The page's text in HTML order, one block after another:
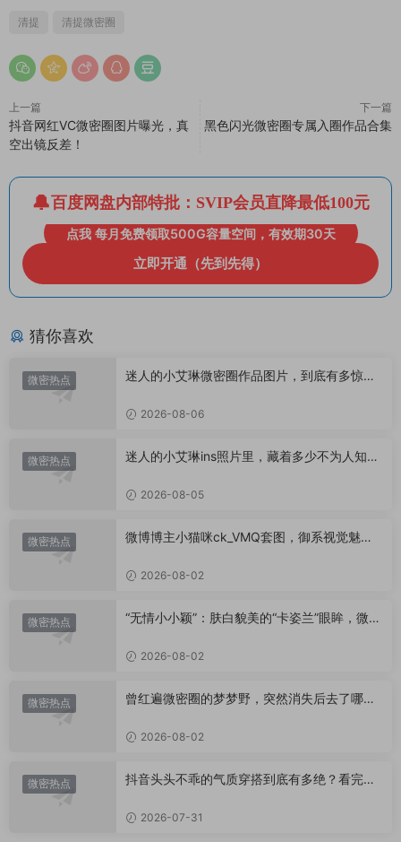
清提 清提微密圈
上一篇
抖音网红VC微密圈图片曝光，真
空出镜反差！
下一篇
黑色闪光微密圈专属入圈作品合集
百度网盘内部特批：SVIP会员直降最低100元
点我 每月免费领取500G容量空间，有效期30天
立即开通（先到先得）
猜你喜欢
微密热点
迷人的小艾琳微密圈作品图片，到底有多惊
2026-08-06
微密热点
迷人的小艾琳ins照片里，藏着多少不为人知的
2026-08-05
微密热点
微博博主小猫咪ck_VMQ套图，御系视觉魅力
2026-08-02
微密热点
“无情小小颖”：肤白貌美的“卡姿兰”眼眸，微密
2026-08-02
微密热点
曾红遍微密圈的梦梦野，突然消失后去了哪
2026-08-02
微密热点
抖音头头不乖的气质穿搭到底有多绝？看完想
2026-07-31